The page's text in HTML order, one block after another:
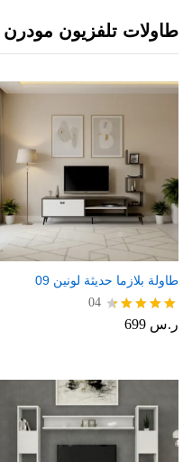
طاولات تلفزيون مودرن
طاولة بلازما حديثة لونين 09
تم التقييم
04
ر.س